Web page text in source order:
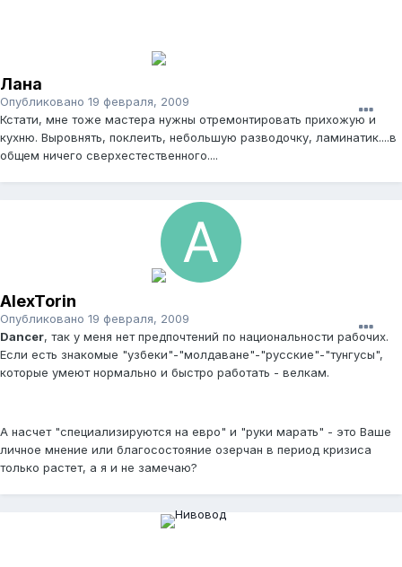
Лана
Опубликовано 19 февраля, 2009
Кстати, мне тоже мастера нужны отремонтировать прихожую и
кухню. Выровнять, поклеить, небольшую разводочку, ламинатик....в
общем ничего сверхестественного....
AlexTorin
Опубликовано 19 февраля, 2009
Dancer, так у меня нет предпочтений по национальности рабочих.
Если есть знакомые "узбеки"-"молдаване"-"русские"-"тунгусы",
которые умеют нормально и быстро работать - велкам.
А насчет "специализируются на евро" и "руки марать" - это Ваше
личное мнение или благосостояние озерчан в период кризиса
только растет, а я и не замечаю?